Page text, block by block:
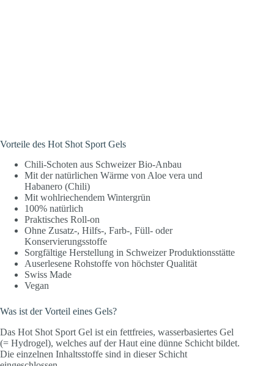
Vorteile des Hot Shot Sport Gels
Chili-Schoten aus Schweizer Bio-Anbau
Mit der natürlichen Wärme von Aloe vera und
Habanero (Chili)
Mit wohlriechendem Wintergrün
100% natürlich
Praktisches Roll-on
Ohne Zusatz-, Hilfs-, Farb-, Füll- oder
Konservierungsstoffe
Sorgfältige Herstellung in Schweizer Produktionsstätte
Auserlesene Rohstoffe von höchster Qualität
Swiss Made
Vegan
Was ist der Vorteil eines Gels?
Das Hot Shot Sport Gel ist ein fettfreies, wasserbasiertes Gel
(= Hydrogel), welches auf der Haut eine dünne Schicht bildet.
Die einzelnen Inhaltsstoffe sind in dieser Schicht